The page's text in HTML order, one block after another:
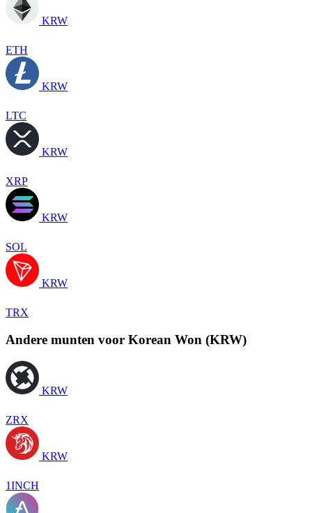
KRW
ETH
KRW
LTC
KRW
XRP
KRW
SOL
KRW
TRX
Andere munten voor Korean Won (KRW)
KRW
ZRX
KRW
1INCH